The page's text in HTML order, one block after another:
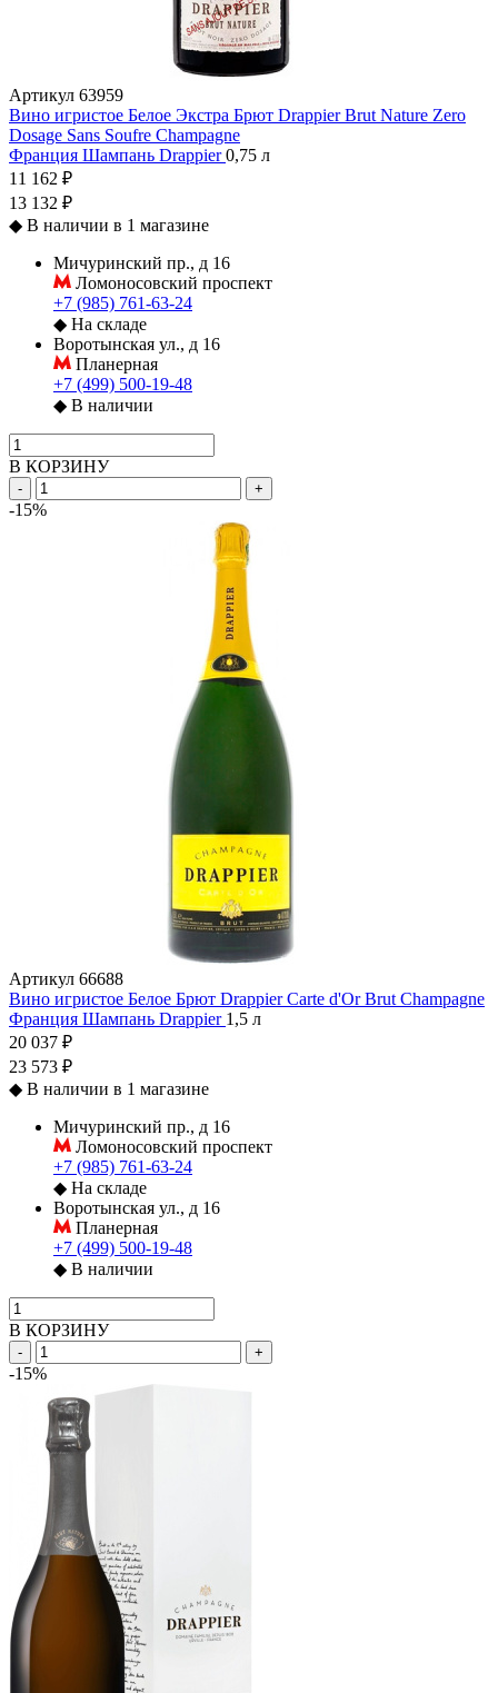
Артикул 63959
Вино игристое Белое Экстра Брют Drappier Brut Nature Zero
Dosage Sans Soufre Champagne
Франция Шампань Drappier0,75 л
11 162 ₽
13 132 ₽
◆ В наличии в 1 магазине
Мичуринский пр., д 16
Ломоносовский проспект
+7 (985) 761-63-24
◆ На складе
Воротынская ул., д 16
Планерная
+7 (499) 500-19-48
◆ В наличии
В КОРЗИНУ
- +
-15%
Артикул 66688
Вино игристое Белое Брют Drappier Carte d'Or Brut Champagne
Франция Шампань Drappier 1,5 л
20 037 ₽
23 573 ₽
◆ В наличии в 1 магазине
Мичуринский пр., д 16
Ломоносовский проспект
+7 (985) 761-63-24
◆ На складе
Воротынская ул., д 16
Планерная
+7 (499) 500-19-48
◆ В наличии
В КОРЗИНУ
- +
-15%